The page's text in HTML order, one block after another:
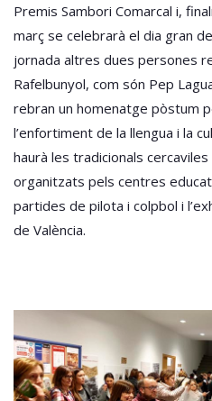
Premis Sambori Comarcal i,
març se celebrarà el dia gran
jornada altres dues persones
Rafelbunyol, com són Pep
rebran un homenatge pòstum
l’enfortiment de la llengua i la
haurà les tradicionals
organitzats pels centres
partides de pilota i colpbol i
de València.